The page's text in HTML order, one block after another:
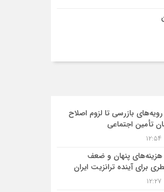
بازرسی تا لزوم اصلاح
تأمین اجتماعی
پنهان و ضعف
برای آینده ترانزیت ایران